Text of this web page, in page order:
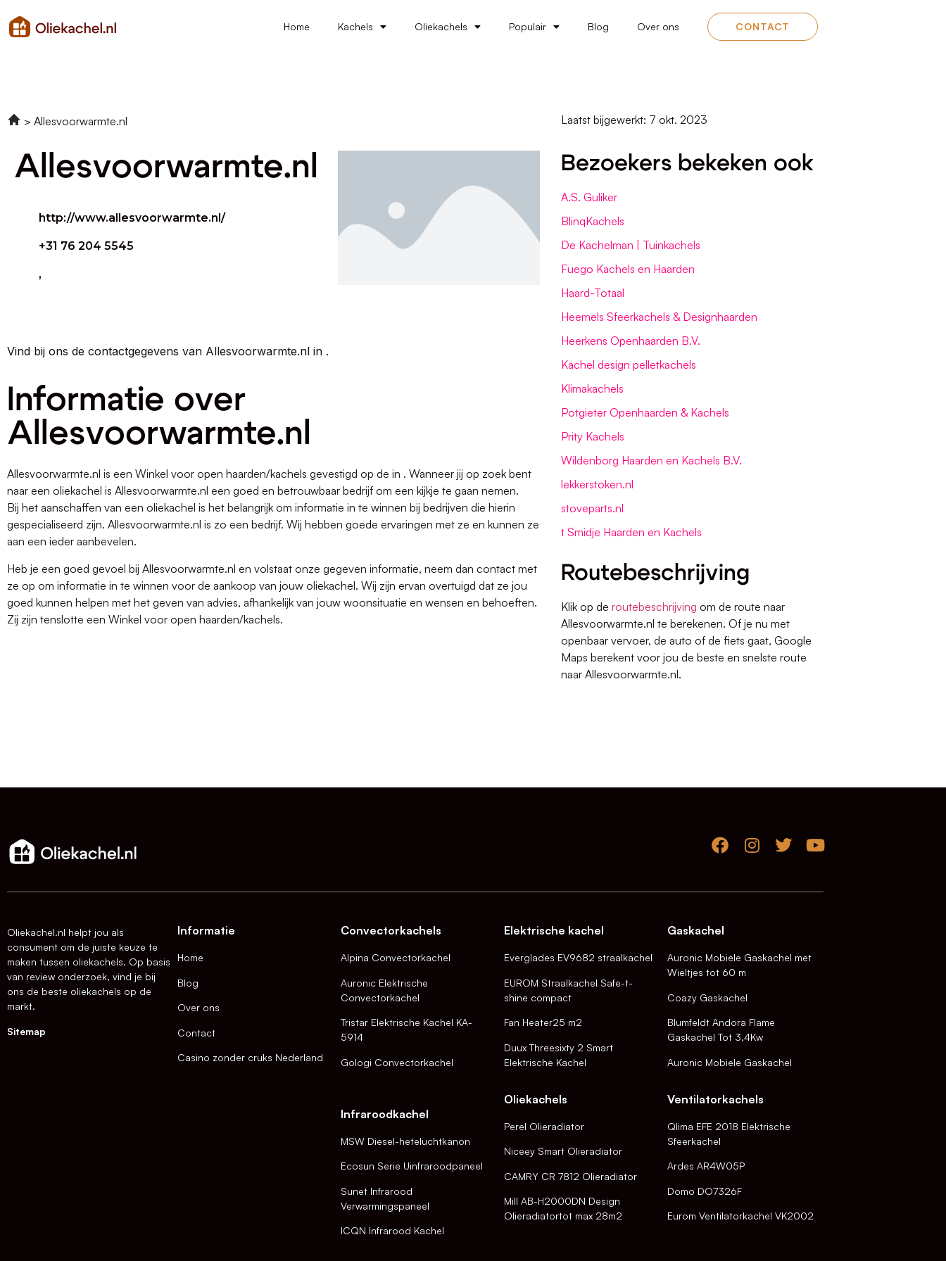
Home Kachels Oliekachels Populair Blog Over ons CONTACT
Allesvoorwarmte.nl
Allesvoorwarmte.nl
http://www.allesvoorwarmte.nl/
+31 76 204 5545
,
Vind bij ons de contactgegevens van Allesvoorwarmte.nl in .
Informatie over
Allesvoorwarmte.nl
Allesvoorwarmte.nl is een Winkel voor open haarden/kachels gevestigd op de in . Wanneer jij op zoek bent
naar een oliekachel is Allesvoorwarmte.nl een goed en betrouwbaar bedrijf om een kijkje te gaan nemen.
Bij het aanschaffen van een oliekachel is het belangrijk om informatie in te winnen bij bedrijven die hierin
gespecialiseerd zijn. Allesvoorwarmte.nl is zo een bedrijf. Wij hebben goede ervaringen met ze en kunnen ze
aan een ieder aanbevelen.
Heb je een goed gevoel bij Allesvoorwarmte.nl en volstaat onze gegeven informatie, neem dan contact met
ze op om informatie in te winnen voor de aankoop van jouw oliekachel. Wij zijn ervan overtuigd dat ze jou
goed kunnen helpen met het geven van advies, afhankelijk van jouw woonsituatie en wensen en behoeften.
Zij zijn tenslotte een Winkel voor open haarden/kachels.
Laatst bijgewerkt: 7 okt. 2023
Bezoekers bekeken ook
A.S. Guliker
BlinqKachels
De Kachelman | Tuinkachels
Fuego Kachels en Haarden
Haard-Totaal
Heemels Sfeerkachels & Designhaarden
Heerkens Openhaarden B.V.
Kachel design pelletkachels
Klimakachels
Potgieter Openhaarden & Kachels
Prity Kachels
Wildenborg Haarden en Kachels B.V.
lekkerstoken.nl
stoveparts.nl
t Smidje Haarden en Kachels
Routebeschrijving
Klik op de routebeschrijving om de route naar
Allesvoorwarmte.nl te berekenen. Of je nu met
openbaar vervoer, de auto of de fiets gaat, Google
Maps berekent voor jou de beste en snelste route
naar Allesvoorwarmte.nl.
Oliekachel.nl helpt jou als
consument om de juiste keuze te
maken tussen oliekachels. Op basis
van review onderzoek, vind je bij
ons de beste oliekachels op de
markt.
Sitemap
Informatie
Home
Blog
Over ons
Contact
Casino zonder cruks Nederland
Convectorkachels
Alpina Convectorkachel
Auronic Elektrische
Convectorkachel
Tristar Elektrische Kachel KA-
5914
Gologi Convectorkachel
Infraroodkachel
MSW Diesel-heteluchtkanon
Ecosun Serie Uinfraroodpaneel
Sunet Infrarood
Verwarmingspaneel
ICQN Infrarood Kachel
Elektrische kachel
Everglades EV9682 straalkachel
EUROM Straalkachel Safe-t-
shine compact
Fan Heater25 m2
Duux Threesixty 2 Smart
Elektrische Kachel
Oliekachels
Perel Olieradiator
Niceey Smart Olieradiator
CAMRY CR 7812 Olieradiator
Mill AB-H2000DN Design
Olieradiatortot max 28m2
Gaskachel
Auronic Mobiele Gaskachel met
Wieltjes tot 60 m
Coazy Gaskachel
Blumfeldt Andora Flame
Gaskachel Tot 3,4Kw
Auronic Mobiele Gaskachel
Ventilatorkachels
Qlima EFE 2018 Elektrische
Sfeerkachel
Ardes AR4W05P
Domo DO7326F
Eurom Ventilatorkachel VK2002